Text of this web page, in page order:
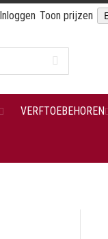
Inloggen Toon prijzen
VERFTOEBEHOREN